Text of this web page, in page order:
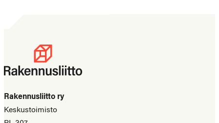
Rakennusliitto ry
Keskustoimisto